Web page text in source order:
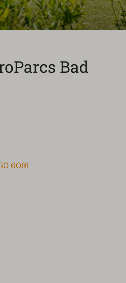
Bad
6091